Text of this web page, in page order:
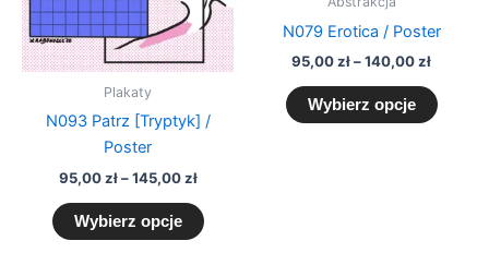
Plakaty
N093 Patrz [Tryptyk] /
Poster
95,00zł – 145,00zł
Wybierz opcje
stronie
produktu
N079 Erotica / Poster
95,00zł–140,00zł
Wybierz opcje